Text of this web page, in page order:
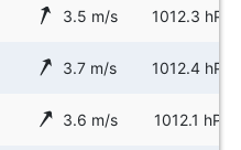
3.5 m/s 1012.3 hPa
3.7 m/s 1012.4 hPa
3.6 m/s 1012.1 hPa